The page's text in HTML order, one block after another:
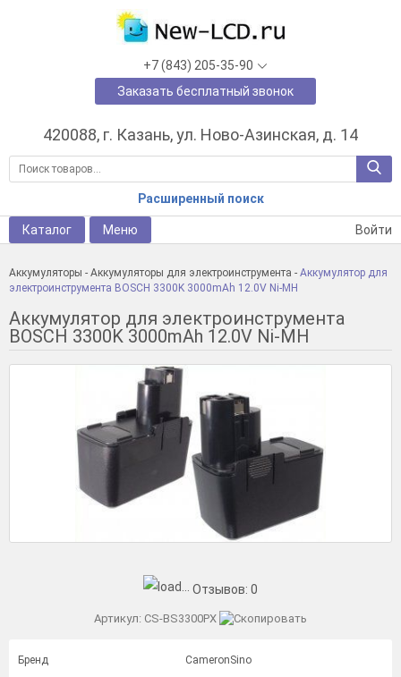
420088, г. Казань, ул. Ново-Азинская, д. 14
Расширенный поиск
+7 (843) 205-35-90
Заказать бесплатный звонок
Каталог Меню Войти
Аккумуляторы - Аккумуляторы для электроинструмента - Аккумулятор для
электроинструмента BOSCH 3300K 3000mAh 12.0V Ni-MH
Аккумулятор для электроинструмента
BOSCH 3300K 3000mAh 12.0V Ni-MH
Отзывов: 0
Артикул: CS-BS3300PX
Бренд CameronSino